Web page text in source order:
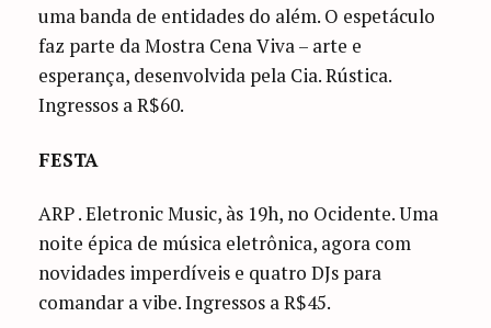
uma banda de entidades do além. O espetáculo
faz parte da Mostra Cena Viva – arte e
esperança, desenvolvida pela Cia. Rústica.
Ingressos a R$60.
FESTA
ARP . Eletronic Music, às 19h, no Ocidente. Uma
noite épica de música eletrônica, agora com
novidades imperdíveis e quatro DJs para
comandar a vibe. Ingressos a R$45.